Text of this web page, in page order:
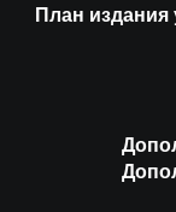
План издания